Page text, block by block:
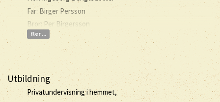
Far: Birger Persson
Bror: Per Birgersson
fler ...
Utbildning
Privatundervisning i hemmet,